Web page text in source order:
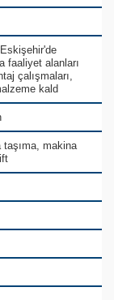
faaliyet alanları
çalışmaları,
kald
makina